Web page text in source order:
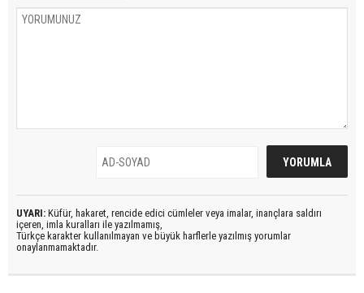
UYARI: Küfür, hakaret, rencide edici cümleler veya imalar, inançlara saldırı
içeren, imla kuralları ile yazılmamış,
Türkçe karakter kullanılmayan ve büyük harflerle yazılmış yorumlar
onaylanmamaktadır.